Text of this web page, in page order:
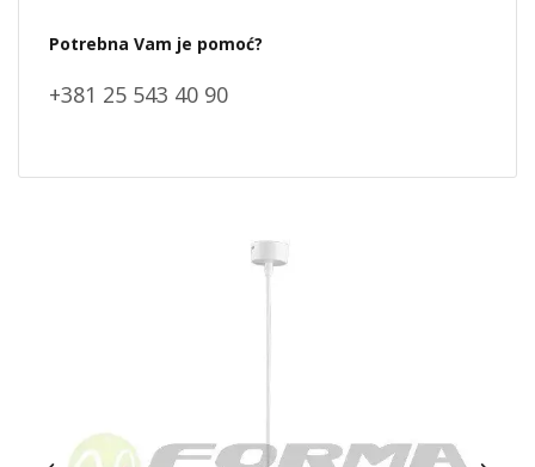
Potrebna Vam je pomoć?
+381 25 543 40 90